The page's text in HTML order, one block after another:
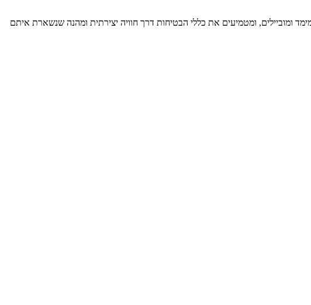
ומוביילים, ומטמיעים את כללי הבטיחות דרך חוויה יצירתית ומהנה שנשארת איתם